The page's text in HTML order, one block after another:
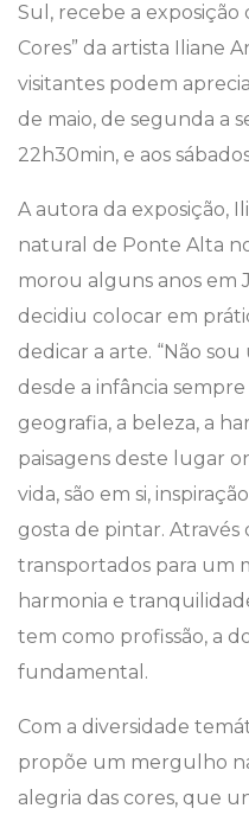
Sul, recebe a exposição
Cores” da artista Iliane
visitantes podem
de maio, de segunda a
22h30min, e aos
A autora da exposição,
natural de Ponte Alta
morou alguns anos em
decidiu colocar em
dedicar a arte. “Não
desde a infância
geografia, a beleza, a
paisagens deste lugar
vida, são em si,
gosta de pintar. Através
transportados para um
harmonia e
tem como profissão, a
fundamental.
Com a diversidade
propõe um mergulho
alegria das cores, que